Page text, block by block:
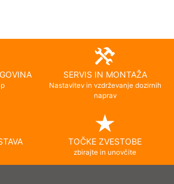
SERVIS IN MONTAŽA
Nastavitev in vzdrževanje dozirnih
naprav
TOČKE ZVESTOBE
zbirajte in unovčite